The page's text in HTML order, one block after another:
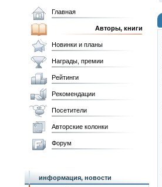
Главная
Авторы, книги
Новинки и планы
Награды, премии
Рейтинги
Рекомендации
Посетители
Авторские колонки
Форум
информация, новости